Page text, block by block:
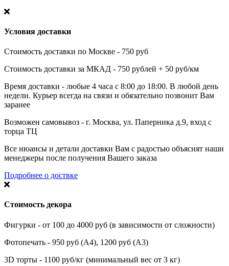
Условия доставки
Стоимость доставки по Москве - 750 руб
Стоимость доставки за МКАД - 750 рублей + 50 руб/км
Время доставки - любые 4 часа с 8:00 до 18:00. В любой день
недели. Курьер всегда на связи и обязательно позвонит Вам
заранее
Возможен самовывоз - г. Москва, ул. Паперника д.9, вход с
торца ТЦ
Все нюансы и детали доставки Вам с радостью объяснят наши
менеджеры после получения Вашего заказа
Подробнее о доствке
Стоимость декора
Фигурки - от 100 до 4000 руб (в зависимости от сложности)
Фотопечать - 950 руб (А4), 1200 руб (А3)
3D торты - 1100 руб/кг (минимальный вес от 3 кг)